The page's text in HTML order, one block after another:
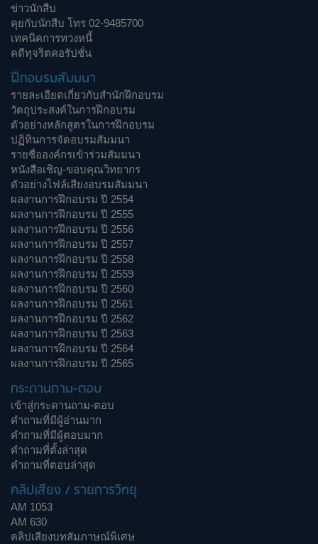
ข่าวนักสืบ
คุยกับนักสืบ โทร 02-9485700
เทคนิคการทวงหนี้
คดีทุจริตคอรัปชั่น
ฝึกอบรมสัมมนา
รายละเอียดเกี่ยวกับสำนักฝึกอบรม
วัตถุประสงค์ในการฝึกอบรม
ตัวอย่างหลักสูตรในการฝึกอบรม
ปฏิทินการจัดอบรมสัมมนา
รายชื่อองค์กรเข้าร่วมสัมมนา
หนังสือเชิญ-ขอบคุณวิทยากร
ตัวอย่างไฟล์เสียงอบรมสัมมนา
ผลงานการฝึกอบรม ปี 2554
ผลงานการฝึกอบรม ปี 2555
ผลงานการฝึกอบรม ปี 2556
ผลงานการฝึกอบรม ปี 2557
ผลงานการฝึกอบรม ปี 2558
ผลงานการฝึกอบรม ปี 2559
ผลงานการฝึกอบรม ปี 2560
ผลงานการฝึกอบรม ปี 2561
ผลงานการฝึกอบรม ปี 2562
ผลงานการฝึกอบรม ปี 2563
ผลงานการฝึกอบรม ปี 2564
ผลงานการฝึกอบรม ปี 2565
กระดานถาม-ตอบ
เข้าสู่กระดานถาม-ตอบ
คำถามที่มีผู้อ่านมาก
คำถามที่มีผู้ตอบมาก
คำถามที่ตั้งล่าสุด
คำถามที่ตอบล่าสุด
คลิปเสียง / รายการวิทยุ
AM 1053
AM 630
คลิปเสียงบทสัมภาษณ์พิเศษ